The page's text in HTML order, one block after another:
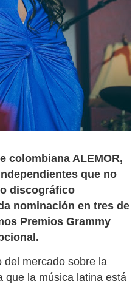
colombiana ALEMOR,
que no
discográfico
nominación en tres de
Premios Grammy
del mercado sobre la
que la música latina está